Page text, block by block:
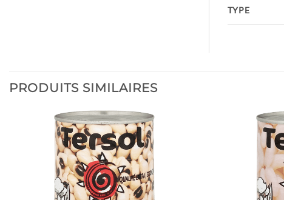
TYPE
PRODUITS SIMILAIRES